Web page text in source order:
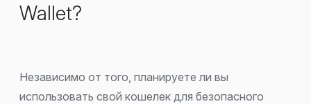
Wallet?
Независимо от того, планируете ли вы
использовать свой кошелек для безопасного